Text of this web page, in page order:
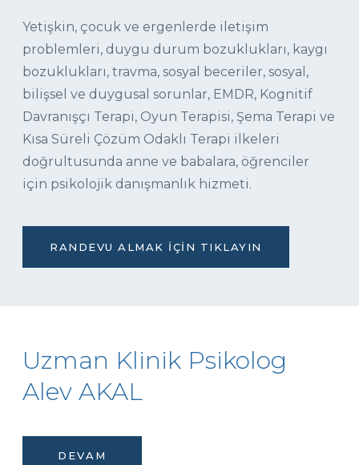
Yetişkin, çocuk ve ergenlerde iletişim
problemleri, duygu durum bozuklukları, kaygı
bozuklukları, travma, sosyal beceriler, sosyal,
bilişsel ve duygusal sorunlar, EMDR, Kognitif
Davranışçı Terapi, Oyun Terapisi, Şema Terapi ve
Kısa Süreli Çözüm Odaklı Terapi ilkeleri
doğrultusunda anne ve babalara, öğrenciler
için psikolojik danışmanlık hizmeti.
RANDEVU ALMAK İÇIN TIKLAYIN
Uzman Klinik Psikolog
Alev AKAL
DEVAM